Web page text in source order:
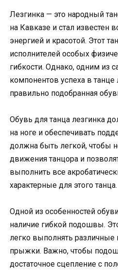
Лезгинка — это народный
на Кавказе и стал известен
энергией и красотой. Этот
исполнителей особых
гибкости. Однако, одним из
компонентов успеха в танце
правильно подобранная
Обувь для танца лезгинка
на ноге и обеспечивать
должна быть легкой, чтобы
движения танцора и
выполнить все
характерные для этого танца.
Одной из особенностей
наличие гибкой подошвы.
легко выполнять
прыжки. Важно, чтобы
достаточное сцепление с